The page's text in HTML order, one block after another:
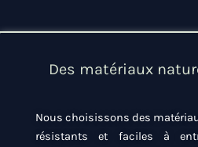
Des matériaux
Nous choisissons des
résistants et faciles à